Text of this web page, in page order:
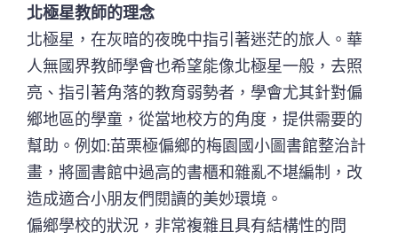
北極星教師的理念
北極星，在灰暗的夜晚中指引著迷茫的旅人。華
人無國界教師學會也希望能像北極星一般，去照
亮、指引著角落的教育弱勢者，學會尤其針對偏
鄉地區的學童，從當地校方的角度，提供需要的
幫助。例如:苗栗極偏鄉的梅園國小圖書館整治計
畫，將圖書館中過高的書櫃和雜亂不堪編制，改
造成適合小朋友們閱讀的美妙環境。
偏鄉學校的狀況，非常複雜且具有結構性的問